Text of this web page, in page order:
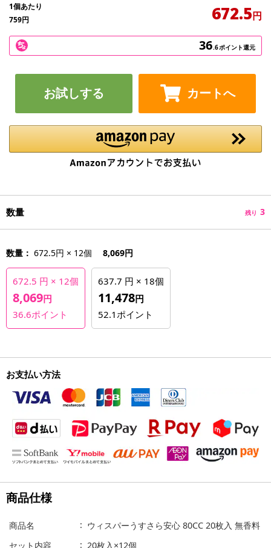
1個あたり
759円 672.5円
36.6ポイント還元
お試しする カートへ
数量 残り 3
数量： 672.5円 × 12個 8,069円
672.5 円 × 12個
8,069円
36.6ポイント
637.7 円 × 18個
11,478円
52.1 ポイント
お支払い方法
商品仕様
商品名
ウィスパーうすさら安心 80CC 20枚入 無香料
セット内容
20枚入×12個